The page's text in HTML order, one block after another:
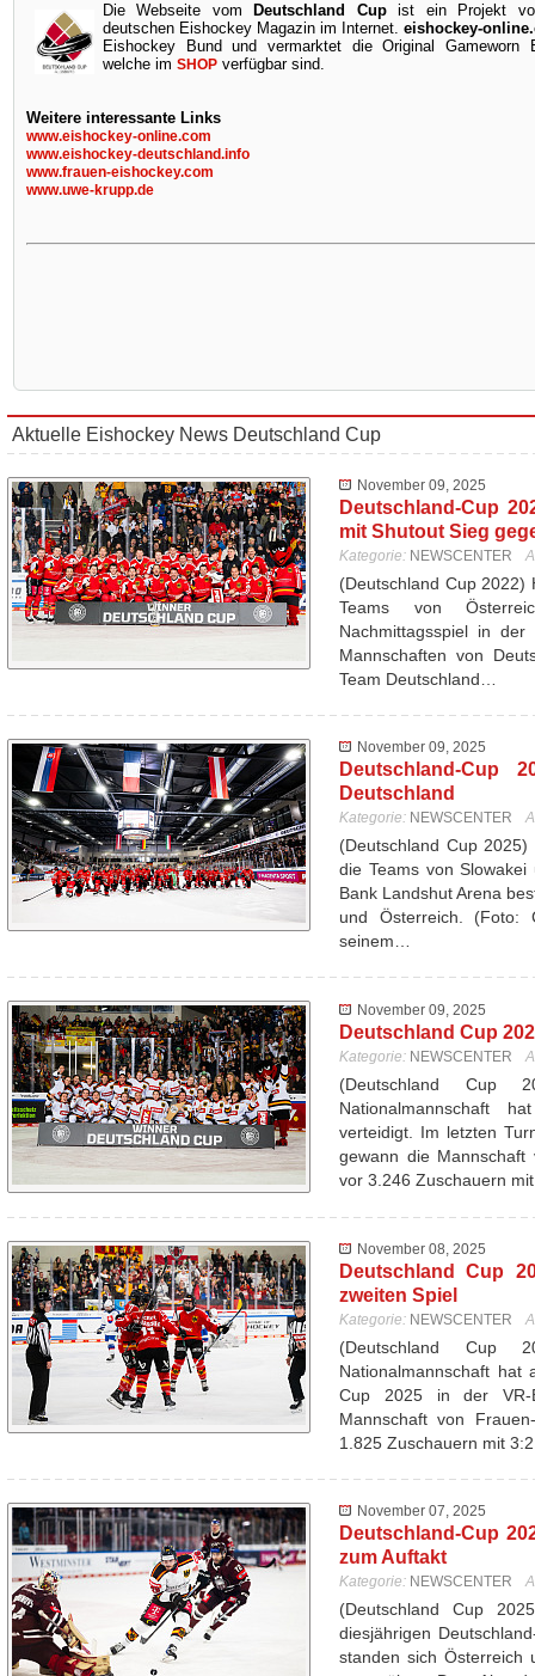
Die Webseite vom Deutschland Cupist ein Projekt
deutschen Eishockey Magazin im Internet. eishockey-
Eishockey Bund und vermarktet die Original Gameworn
welche im SHOP verfügbar sind.
Weitere interessante Links
www.eishockey-online.com
www.eishockey-deutschland.info
www.frauen-eishockey.com
www.uwe-krupp.de
Aktuelle Eishockey News Deutschland Cup
November 09, 2025
Deutschland-Cup
mit Shutout Sieg
Kategorie: NEWSCENTER
(Deutschland Cup 2022)
Teams von
Nachmittagsspiel in
Mannschaften von
Team Deutschland…
November 09, 2025
Deutschland-Cup
Deutschland
Kategorie: NEWSCENTER
(Deutschland Cup
die Teams von
Bank Landshut Arena
und Österreich. (Foto:
seinem…
November 09, 2025
Deutschland Cup
Kategorie: NEWSCENTER
(Deutschland Cup
Nationalmannschaft
verteidigt. Im letzten
gewann die Mannschaft
vor 3.246 Zuschauern
November 08, 2025
Deutschland Cup
zweiten Spiel
Kategorie: NEWSCENTER
(Deutschland Cup
Nationalmannschaft hat
Cup 2025 in der VR-
Mannschaft von
1.825 Zuschauern mit
November 07, 2025
Deutschland-Cup
zum Auftakt
Kategorie: NEWSCENTER
(Deutschland Cup
diesjährigen
standen sich Österreich